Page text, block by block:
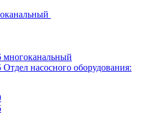
многоканальный
Отдел насосного оборудования: